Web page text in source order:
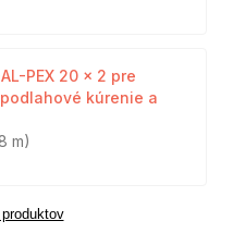
PEX 20 x 2 pre
kúrenie a
m)